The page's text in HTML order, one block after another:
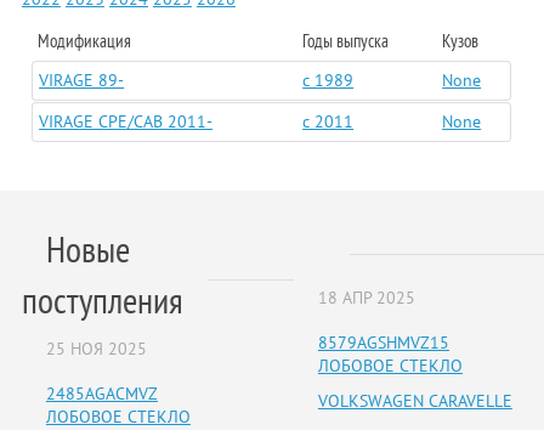
Модификация Годы выпуска Кузов
VIRAGE 89- c 1989
None
VIRAGE CPE/CAB 2011-
c 2011 None
Новые
поступления
25 НОЯ 2025
2485AGACMVZ
ЛОБОВОЕ СТЕКЛО
18 АПР 2025
8579AGSHMVZ15
ЛОБОВОЕ СТЕКЛО
VOLKSWAGEN CARAVELLE